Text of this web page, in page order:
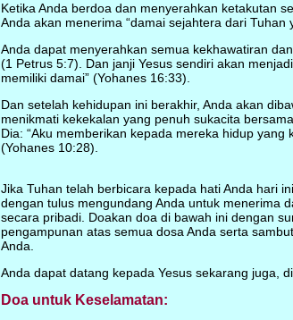
Ketika Anda berdoa dan menyerahkan ketakutan
Anda akan menerima “damai sejahtera dari Tuhan
Anda dapat menyerahkan semua kekhawatiran
(1 Petrus 5:7). Dan janji Yesus sendiri akan
memiliki damai” (Yohanes 16:33).
Dan setelah kehidupan ini berakhir, Anda akan
menikmati kekekalan yang penuh sukacita
Dia: “Aku memberikan kepada mereka hidup
(Yohanes 10:28).
Jika Tuhan telah berbicara kepada hati Anda hari
dengan tulus mengundang Anda untuk menerima
secara pribadi. Doakan doa di bawah ini dengan
pengampunan atas semua dosa Anda serta
Anda.
Anda dapat datang kepada Yesus sekarang juga,
Doa untuk Keselamatan: